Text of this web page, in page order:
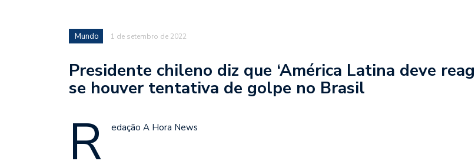
Mundo 1 de setembro de 2022
Presidente chileno diz que ‘América Latina deve
se houver tentativa de golpe no Brasil
R edação A Hora News